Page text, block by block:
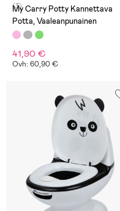
(3)
My Carry Potty Kannettava
Potta, Vaaleanpunainen
41,90 €
Ovh: 60,90 €